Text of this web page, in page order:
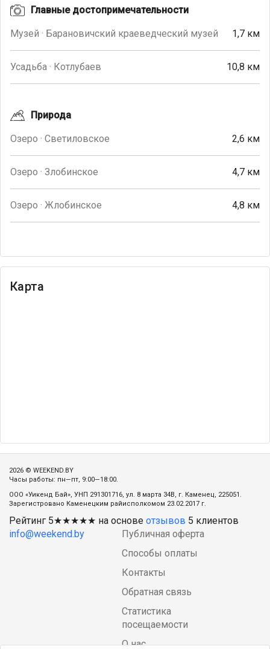
Главные достопримечательности
Музей · Барановичский краеведческий музей 1,7 км
Усадьба · Котлубаев 10,8 км
Природа
Озеро · Светиловское 2,6 км
Озеро · Злобинское 4,7 км
Озеро · Жлобинское 4,8 км
Карта
2026 © WEEKEND.BY
Часы работы: пн—пт, 9:00—18:00.
ООО «Уикенд Бай», УНП 291301716, ул. 8 марта 34В, г. Каменец, 225051.
Зарегистровано Каменецким райисполкомом 23.02.2017 г.
Рейтинг 5★★★★★ на основе отзывов 5 клиентов
info@weekend.by
Публичная оферта
Способы оплаты
Контакты
Обратная связь
Статистика
посещаемости
О нас